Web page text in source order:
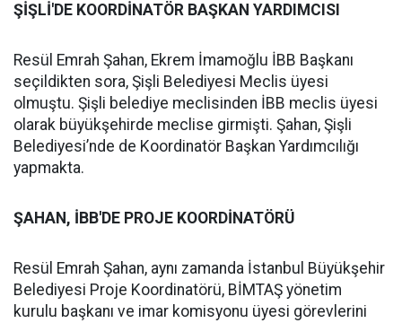
ŞİŞLİ'DE KOORDİNATÖR BAŞKAN YARDIMCISI
Resül Emrah Şahan, Ekrem İmamoğlu İBB Başkanı
seçildikten sora, Şişli Belediyesi Meclis üyesi
olmuştu. Şişli belediye meclisinden İBB meclis üyesi
olarak büyükşehirde meclise girmişti. Şahan, Şişli
Belediyesi’nde de Koordinatör Başkan Yardımcılığı
yapmakta.
ŞAHAN, İBB'DE PROJE KOORDİNATÖRÜ
Resül Emrah Şahan, aynı zamanda İstanbul Büyükşehir
Belediyesi Proje Koordinatörü, BİMTAŞ yönetim
kurulu başkanı ve imar komisyonu üyesi görevlerini